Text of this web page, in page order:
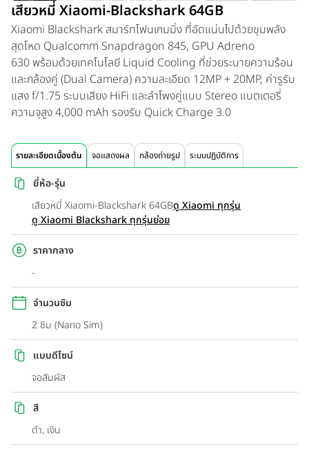
เสียวหมี่ Xiaomi-Blackshark 64GB
Xiaomi Blackshark สมาร์ทโฟนเกมมิ่ง ที่อัดแน่นไปด้วยขุมพลัง
สุดโหด Qualcomm Snapdragon 845, GPU Adreno
630 พร้อมด้วยเทคโนโลยี Liquid Cooling ที่ช่วยระบายความร้อน
และกล้องคู่ (Dual Camera) ความละเอียด 12MP + 20MP, ค่ารูรับ
แสง f/1.75 ระบบเสียง HiFi และลำโพงคู่แบบ Stereo แบตเตอรี่
ความจุสูง 4,000 mAh รองรับ Quick Charge 3.0
รายละเอียดเบื้องต้น จอแสดงผล กล้องถ่ายรูป ระบบปฏิบัติการ
ยี่ห้อ-รุ่น
เสียวหมี่ Xiaomi-Blackshark 64GBดู Xiaomi ทุกรุ่น
ดู Xiaomi Blackshark ทุกรุ่นย่อย
ราคากลาง
-
จำนวนซิม
2 ซิม (Nano Sim)
แบบดีไซน์
จอสัมผัส
สี
ดำ, เงิน